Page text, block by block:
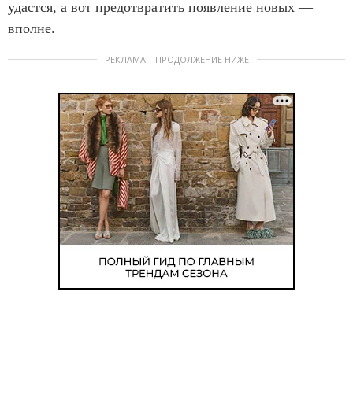
удастся, а вот предотвратить появление новых —
вполне.
РЕКЛАМА – ПРОДОЛЖЕНИЕ НИЖЕ